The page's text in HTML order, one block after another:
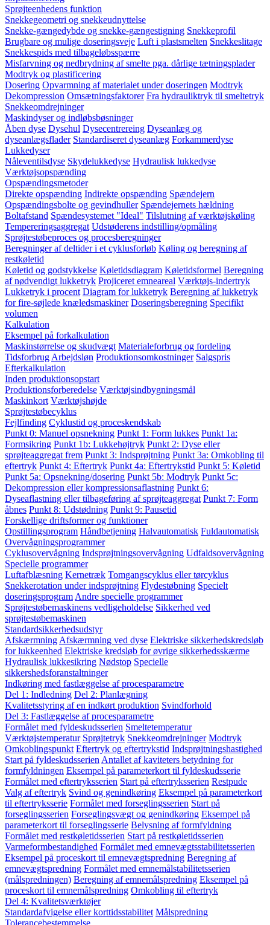
Sprøjteenhedens funktion
Snekkegeometri og snekkeudnyttelse
Snekke-gængedybde og snekke-gængestigning Snekkeprofil
Brugbare og mulige doseringsveje Luft i plastsmelten Snekkeslitage
Snekkespids med tilbageløbsspærre
Misfarvning og nedbrydning af smelte pga. dårlige tætningsplader
Modtryk og plastificering
Dosering Opvarmning af materialet under doseringen Modtryk
Dekompression Omsætningsfaktorer Fra hydrauliktryk til smeltetryk
Snekkeomdrejninger
Maskindyser og indløbsbøsninger
Åben dyse Dysehul Dysecentrereing Dyseanlæg og
dyseanlægsflader Standardiseret dyseanlæg Forkammerdyse
Lukkedyser
Nåleventilsdyse Skydelukkedyse Hydraulisk lukkedyse
Værktøjsopspænding
Opspændingsmetoder
Direkte opspænding Indirekte opspænding Spændejern
Opspændingsbolte og gevindhuller Spændejernets hældning
Boltafstand Spændesystemet "Ideal" Tilslutning af værktøjskøling
Tempereringsaggregat Udstøderens indstilling/opmåling
Sprøjtestøbeproces og procesberegninger
Beregninger af deltider i et cyklusforløb Køling og beregning af
restkøletid
Køletid og godstykkelse Køletidsdiagram Køletidsformel Beregning
af nødvendigt lukketryk Projiceret emneareal Værktøjs-indertryk
Lukketryk i procent Diagram for lukketryk Beregning af lukketryk
for fire-søjlede knæledsmaskiner Doseringsberegning Specifikt
volumen
Kalkulation
Eksempel på forkalkulation
Maskinstørrelse og skudvægt Materialeforbrug og fordeling
Tidsforbrug Arbejdsløn Produktionsomkostninger Salgspris
Efterkalkulation
Inden produktionsopstart
Produktionsforberedelse Værktøjsindbygningsmål
Maskinkort Værktøjshøjde
Sprøjtestøbecyklus
Fejlfinding Cyklustid og proceskendskab
Punkt 0: Manuel opsnekning Punkt 1: Form lukkes Punkt 1a:
Formsikring Punkt 1b: Lukkehøjtryk Punkt 2: Dyse eller
sprøjteaggregat frem Punkt 3: Indsprøjtning Punkt 3a: Omkobling til
eftertryk Punkt 4: Eftertryk Punkt 4a: Eftertrykstid Punkt 5: Køletid
Punkt 5a: Opsnekning/dosering Punkt 5b: Modtryk Punkt 5c:
Dekompression eller kompressionsaflastning Punkt 6:
Dyseaflastning eller tilbageføring af sprøjteaggregat Punkt 7: Form
åbnes Punkt 8: Udstødning Punkt 9: Pausetid
Forskellige driftsformer og funktioner
Opstillingsprogram Håndbetjening Halvautomatisk Fuldautomatisk
Overvågningsprogrammer
Cyklusovervågning Indsprøjtningsovervågning Udfaldsovervågning
Specielle programmer
Luftafblæsning Kernetræk Tomgangscyklus eller tørcyklus
Snekkerotation under indsprøjtning Flydestøbning Specielt
doseringsprogram Andre specielle programmer
Sprøjtestøbemaskinens vedligeholdelse Sikkerhed ved
sprøjtestøbemaskinen
Standardsikkerhedsudstyr
Afskærmning Afskærmning ved dyse Elektriske sikkerhedskredsløb
for lukkeenhed Elektriske kredsløb for øvrige sikkerhedsskærme
Hydraulisk lukkesikring Nødstop Specielle
sikkershedsforanstaltninger
Indkøring med fastlæggelse af procesparametre
Del 1: Indledning Del 2: Planlægning
Kvalitetsstyring af en indkørt produktion Svindforhold
Del 3: Fastlæggelse af procesparametre
Formålet med fyldeskudsserien Smeltetemperatur
Værktøjstemperatur Sprøjtetryk Snekkeomdrejninger Modtryk
Omkoblingspunkt Eftertryk og eftertrykstid Indsprøjtningshastighed
Start på fyldeskudsserien Antallet af kaviteters betydning for
formfyldningen Eksempel på parameterkort til fyldeskudsserie
Formålet med eftertryksserien Start på eftertryksserien Restpude
Valg af eftertryk Svind og genindkøring Eksempel på parameterkort
til eftertryksserie Formålet med forseglingsserien Start på
forseglingsserien Forseglingsvægt og genindkøring Eksempel på
parameterkort til forseglingsserie Belysning af formfyldning
Formålet med restkøletidsserien Start på restkøletidsserien
Varmeformbestandighed Formålet med emnevægtsstabilitetsserien
Eksempel på proceskort til emnevægtspredning Beregning af
emnevægtspredning Formålet med emnemålstabilitetsserien
(målspredningen) Beregning af emnemålspredning Eksempel på
proceskort til emnemålspredning Omkobling til eftertryk
Del 4: Kvalitetsværktøjer
Standardafvigelse eller korttidsstabilitet Målspredning
Tolerancebestemmelse